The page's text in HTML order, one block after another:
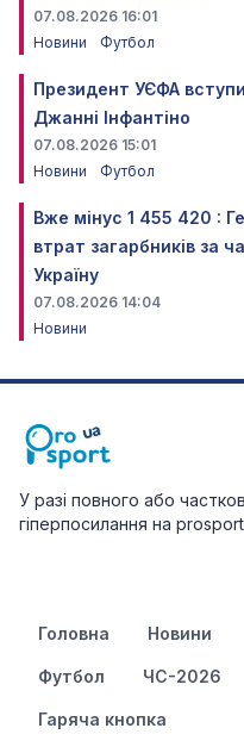
07.08.2026 16:01
Новини
Футбол
Президент УЄФА
Джанні Інфантіно
07.08.2026 15:01
Новини
Футбол
Вже мінус 1 455 420 :
втрат загарбників за
Україну
07.08.2026 14:04
Новини
У разі повного або
гіперпосилання на
Головна Новини
Футбол ЧС-2026
Гаряча кнопка